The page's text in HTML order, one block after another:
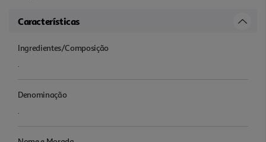
Características
Ingredientes/Composição
.
Denominação
.